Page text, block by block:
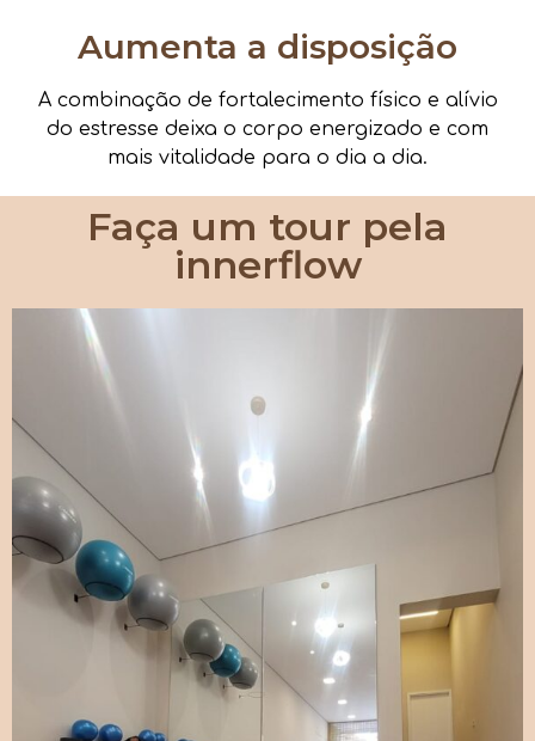
Aumenta a disposição
A combinação de fortalecimento físico e alívio
do estresse deixa o corpo energizado e com
mais vitalidade para o dia a dia.
Faça um tour pela
innerflow